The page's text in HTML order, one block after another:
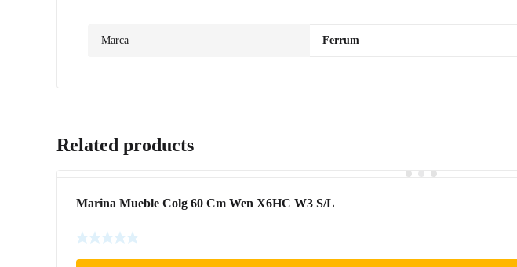
Marca Ferrum
Related products
Marina Mueble Colg 60 Cm Wen X6HC W3 S/L